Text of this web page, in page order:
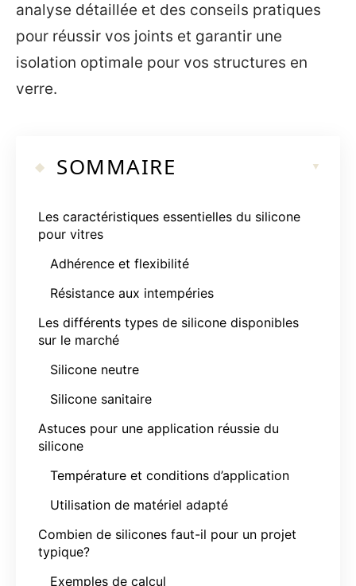
analyse détaillée et des conseils pratiques
pour réussir vos joints et garantir une
isolation optimale pour vos structures en
verre.
SOMMAIRE
Les caractéristiques essentielles du silicone
pour vitres
Adhérence et flexibilité
Résistance aux intempéries
Les différents types de silicone disponibles
sur le marché
Silicone neutre
Silicone sanitaire
Astuces pour une application réussie du
silicone
Température et conditions d’application
Utilisation de matériel adapté
Combien de silicones faut-il pour un projet
typique?
Exemples de calcul